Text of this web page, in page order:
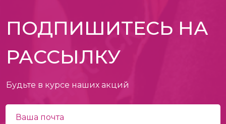
ПОДПИШИТЕСЬ НА
РАССЫЛКУ
Будьте в курсе наших акций